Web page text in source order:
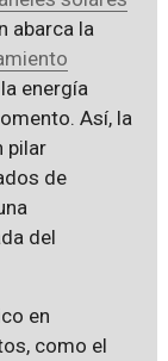
abarca la
energía
Así, la
pilar
de
del
en
como el